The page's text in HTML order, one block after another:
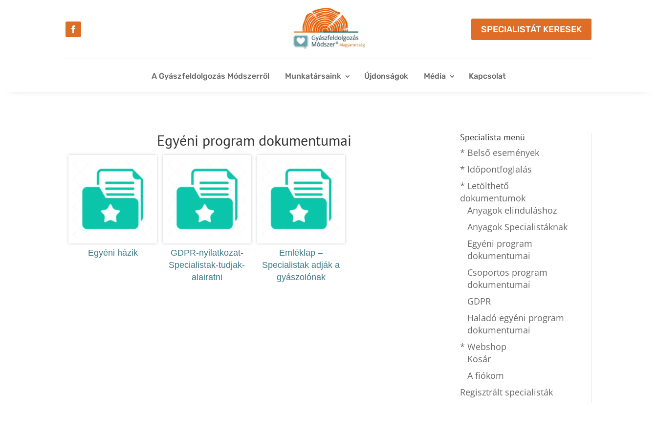
SPECIALISTÁT KERESEK
A Gyászfeldolgozás Módszerről Munkatársaink Újdonságok Média Kapcsolat
Egyéni program dokumentumai
Egyéni házik
GDPR-nyilatkozat-
Specialistak-tudjak-
alairatni
Emléklap –
Specialistak adják a
gyászolónak
Specialista menü
* Belső események
* Időpontfoglalás
* Letölthető
dokumentumok
Anyagok elinduláshoz
Anyagok Specialistáknak
Egyéni program
dokumentumai
Csoportos program
dokumentumai
GDPR
Haladó egyéni program
dokumentumai
* Webshop
Kosár
A fiókom
Regisztrált specialisták